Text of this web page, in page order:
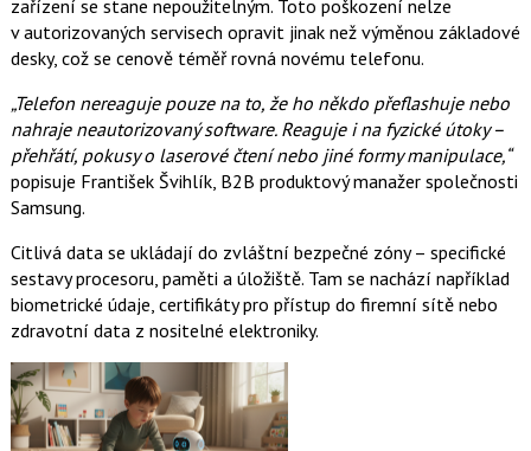
zařízení se stane nepoužitelným. Toto poškození nelze
v autorizovaných servisech opravit jinak než výměnou základové
desky, což se cenově téměř rovná novému telefonu.
„Telefon nereaguje pouze na to, že ho někdo přeflashuje nebo
nahraje neautorizovaný software. Reaguje i na fyzické útoky –
přehřátí, pokusy o laserové čtení nebo jiné formy manipulace,“
popisuje František Švihlík, B2B produktový manažer společnosti
Samsung.
Citlivá data se ukládají do zvláštní bezpečné zóny – specifické
sestavy procesoru, paměti a úložiště. Tam se nachází například
biometrické údaje, certifikáty pro přístup do firemní sítě nebo
zdravotní data z nositelné elektroniky.